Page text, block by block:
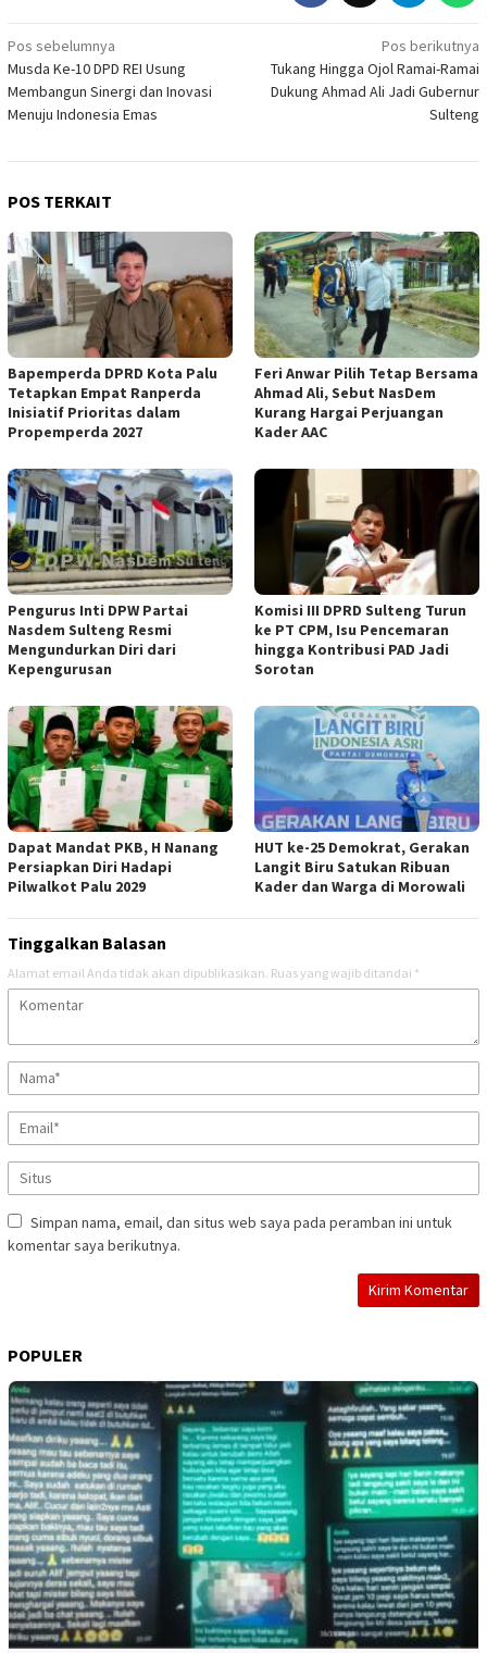
Navigasi
pos
Pos sebelumnya
Musda Ke-10 DPD REI Usung
Membangun Sinergi dan Inovasi
Menuju Indonesia Emas
Pos berikutnya
Tukang Hingga Ojol Ramai-Ramai
Dukung Ahmad Ali Jadi Gubernur
Sulteng
POS TERKAIT
Bapemperda DPRD Kota Palu
Tetapkan Empat Ranperda
Inisiatif Prioritas dalam
Propemperda 2027
Feri Anwar Pilih Tetap Bersama
Ahmad Ali, Sebut NasDem
Kurang Hargai Perjuangan
Kader AAC
Pengurus Inti DPW Partai
Nasdem Sulteng Resmi
Mengundurkan Diri dari
Kepengurusan
Komisi III DPRD Sulteng Turun
ke PT CPM, Isu Pencemaran
hingga Kontribusi PAD Jadi
Sorotan
Dapat Mandat PKB, H Nanang
Persiapkan Diri Hadapi
Pilwalkot Palu 2029
HUT ke-25 Demokrat, Gerakan
Langit Biru Satukan Ribuan
Kader dan Warga di Morowali
Tinggalkan Balasan
Alamat email Anda tidak akan dipublikasikan. Ruas yang wajib ditandai *
Simpan nama, email, dan situs web saya pada peramban ini untuk
komentar saya berikutnya.
POPULER